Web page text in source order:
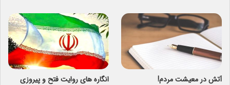
آتش در معیشت مردم!
انگاره های روایت فتح و پیروزی